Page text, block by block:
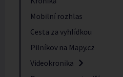
Mobilní rozhlas
Cesta za vyhlídkou
Pilníkov na Mapy.cz
Videokronika